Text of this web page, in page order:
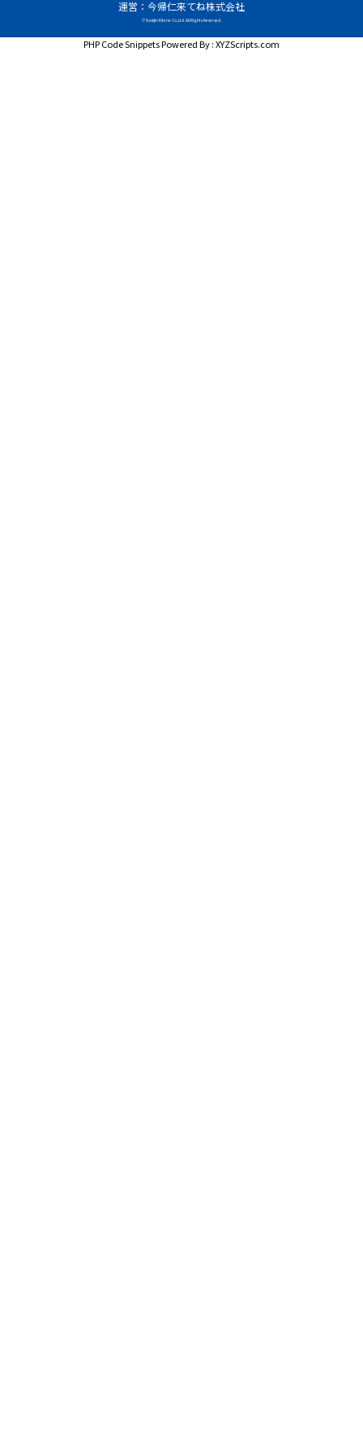
運営：今帰仁来てね株式会社
© Nakijin Kitene Co.,Ltd. All Rights Reserved.
PHP Code SnippetsPowered By :XYZScripts.com